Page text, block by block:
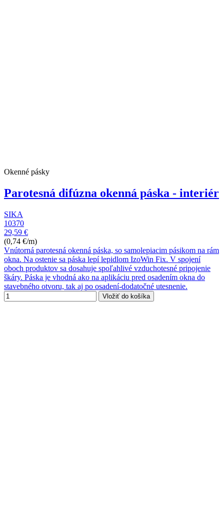
Okenné pásky
Parotesná difúzna okenná páska - interiér
SIKA
10370
29,59 €
(0,74 €/m)
Vnútorná parotesná okenná páska, so samolepiacim pásikom na rám
okna. Na ostenie sa páska lepí lepidlom IzoWin Fix. V spojení
oboch produktov sa dosahuje spoľahlivé vzduchotesné pripojenie
škáry. Páska je vhodná ako na aplikáciu pred osadením okna do
stavebného otvoru, tak aj po osadení-dodatočné utesnenie.
Vložiť do košíka